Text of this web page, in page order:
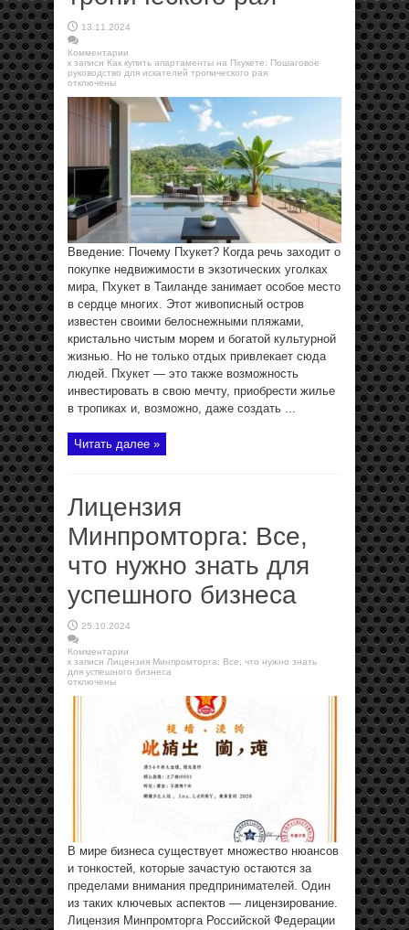
13.11.2024
Комментарии
к записи Как купить апартаменты на Пхукете: Пошаговое
руководство для искателей тропического рая
отключены
Введение: Почему Пхукет? Когда речь заходит о
покупке недвижимости в экзотических уголках
мира, Пхукет в Таиланде занимает особое место
в сердце многих. Этот живописный остров
известен своими белоснежными пляжами,
кристально чистым морем и богатой культурной
жизнью. Но не только отдых привлекает сюда
людей. Пхукет — это также возможность
инвестировать в свою мечту, приобрести жилье
в тропиках и, возможно, даже создать ...
Читать далее »
Лицензия
Минпромторга: Все,
что нужно знать для
успешного бизнеса
25.10.2024
Комментарии
к записи Лицензия Минпромторга: Все, что нужно знать
для успешного бизнеса
отключены
В мире бизнеса существует множество нюансов
и тонкостей, которые зачастую остаются за
пределами внимания предпринимателей. Один
из таких ключевых аспектов — лицензирование.
Лицензия Минпромторга Российской Федерации